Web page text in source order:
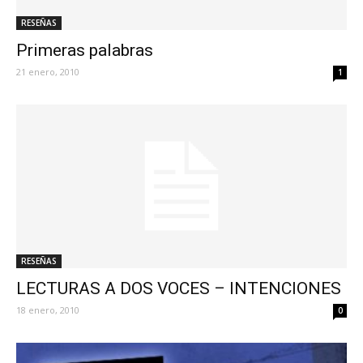
RESEÑAS
Primeras palabras
21 enero, 2010 1
RESEÑAS
LECTURAS A DOS VOCES – INTENCIONES
18 enero, 2010 0